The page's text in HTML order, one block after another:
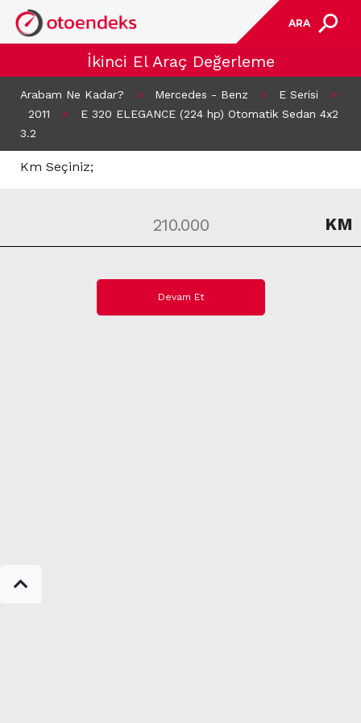
ARA
İkinci El Araç Değerleme
Arabam Ne Kadar? > Mercedes - Benz > E Serisi
>
2011
>
E 320 ELEGANCE (224 hp) Otomatik Sedan 4x2
3.2
Km Seçiniz;
KM
Devam Et